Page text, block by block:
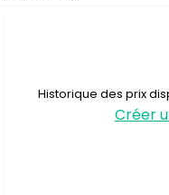
Historique des prix
Créer